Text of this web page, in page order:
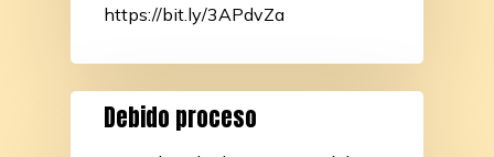
https://bit.ly/3APdvZa
Debido proceso